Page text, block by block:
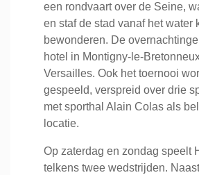
een rondvaart over de Seine,
en staf de stad vanaf het water
bewonderen. De
hotel in Montigny-le-
Versailles. Ook het toernooi
gespeeld, verspreid over drie
met sporthal Alain Colas als
locatie.
Op zaterdag en zondag speelt
telkens twee wedstrijden.